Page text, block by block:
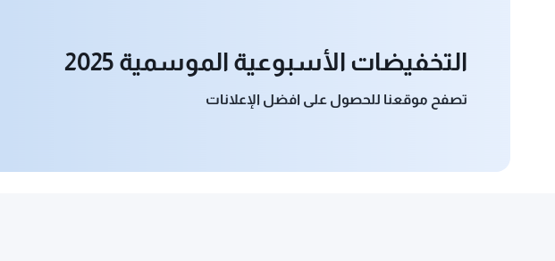
التخفيضات الأسبوعية الموسمية 2025
تصفح موقعنا للحصول على افضل الإعلانات